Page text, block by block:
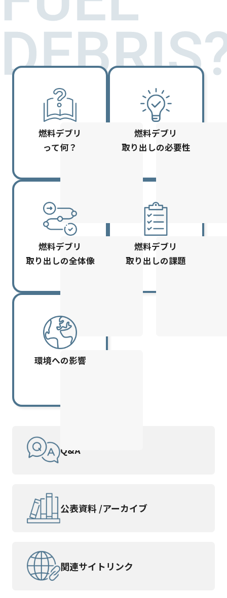
燃料デブリ
って何？
燃料デブリ
取り出しの必要性
燃料デブリ
取り出しの全体像
燃料デブリ
取り出しの課題
環境への影響
Q&A
公表資料 /アーカイブ
関連サイトリンク